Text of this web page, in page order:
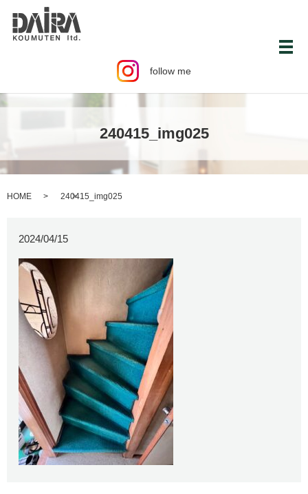
follow me
メ
240415_img025
HOME 240415_img025
2024/04/15